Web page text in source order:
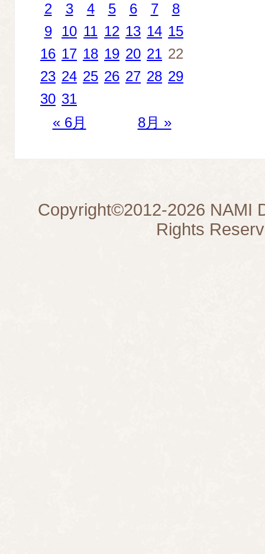
« 6月 8月 »
2
3 4 5 6 7
8
9
10 11 12 13 14 15
16 17 18 19 20 21 22
23 24 25 26 27 28 29
30 31
Copyright©2012-2026 NAMI
Rights